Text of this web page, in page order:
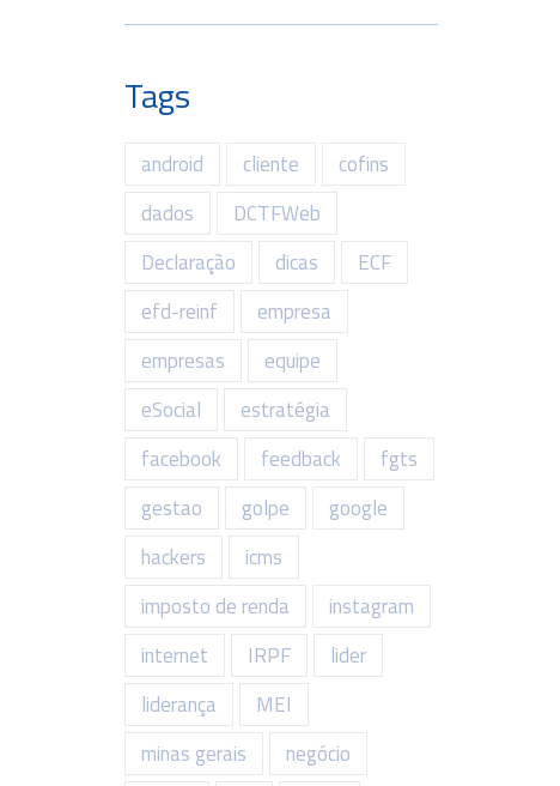
Tags
android cliente
cofins
dados
DCTFWeb
Declaração
dicas
ECF
efd-reinf
empresa
empresas
equipe
eSocial
estratégia
facebook
feedback
fgts
gestao
golpe
google
hackers
icms
imposto de renda
instagram
internet
IRPF
lider
liderança
MEI
minas gerais
negócio